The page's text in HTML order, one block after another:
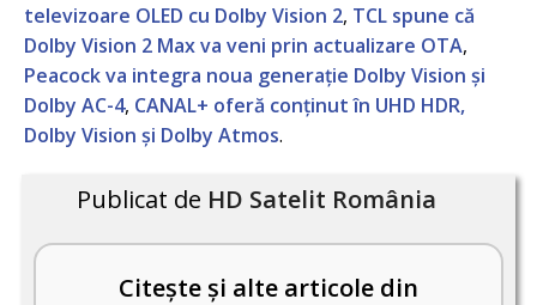
televizoare OLED cu Dolby Vision 2, TCL spune că
Dolby Vision 2 Max va veni prin actualizare OTA,
Peacock va integra noua generație Dolby Vision și
Dolby AC-4, CANAL+ oferă conținut în UHD HDR,
Dolby Vision și Dolby Atmos.
Publicat de HD Satelit România
Citește și alte articole din